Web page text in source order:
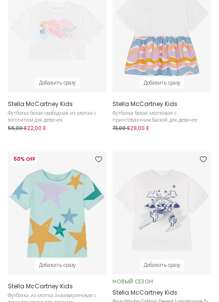
Добавить сразу
Stella McCartney Kids
Футболка белая свободная из хлопка с
логотипом для девочек
55,00 £22,00 £
Добавить сразу
Stella McCartney Kids
Футболка белая хлопковая с
принтованным баской для девочек
73,00 £29,00 £
50% OFF
Добавить сразу
Stella McCartney Kids
Футболка из хлопка аквамариновая с
Добавить сразу
НОВЫЙ СЕЗОН
Stella McCartney Kids